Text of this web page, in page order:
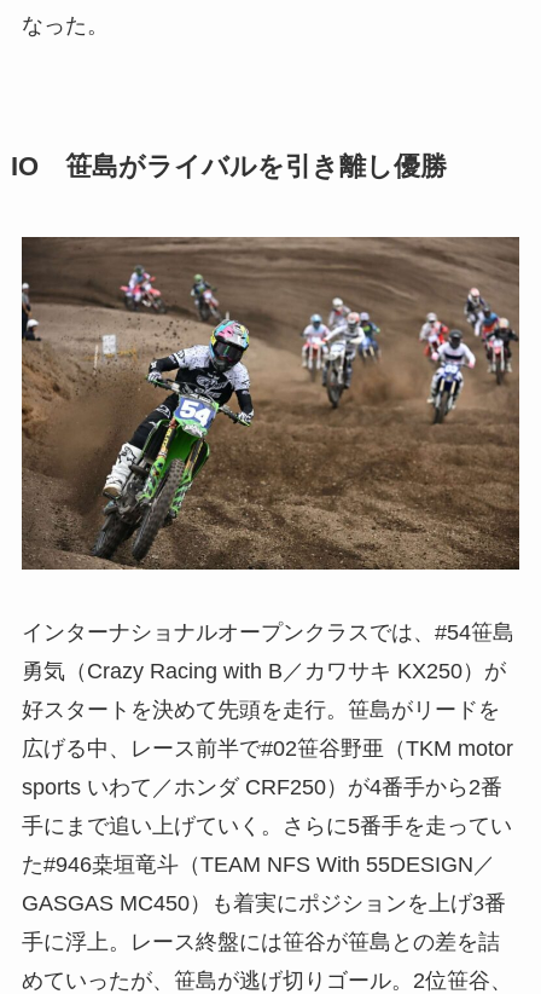
なった。
IO 笹島がライバルを引き離し優勝
インターナショナルオープンクラスでは、#54笹島
勇気（Crazy Racing with B／カワサキ KX250）が
好スタートを決めて先頭を走行。笹島がリードを
広げる中、レース前半で#02笹谷野亜（TKM motor
sports いわて／ホンダ CRF250）が4番手から2番
手にまで追い上げていく。さらに5番手を走ってい
た#946桒垣竜斗（TEAM NFS With 55DESIGN／
GASGAS MC450）も着実にポジションを上げ3番
手に浮上。レース終盤には笹谷が笹島との差を詰
めていったが、笹島が逃げ切りゴール。2位笹谷、